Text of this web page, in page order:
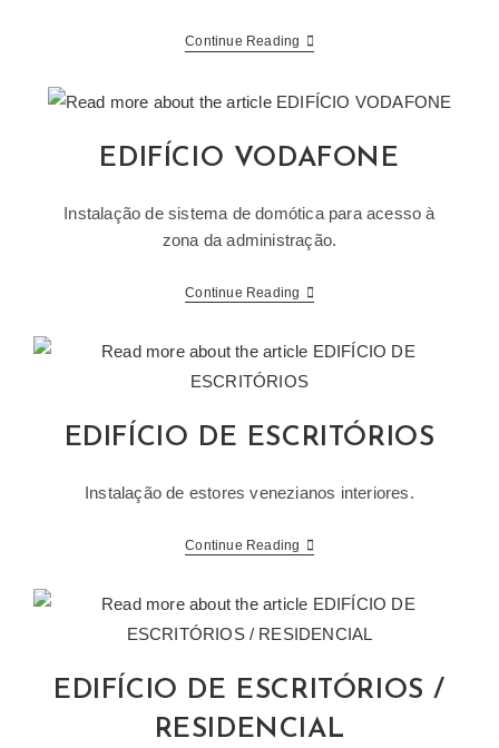
Continue Reading CASA
EDIFÍCIO VODAFONE
Instalação de sistema de domótica para acesso à
zona da administração.
Continue Reading EDIFÍCIO
EDIFÍCIO DE ESCRITÓRIOS
Instalação de estores venezianos interiores.
Continue Reading EDIFÍCIO
EDIFÍCIO DE ESCRITÓRIOS /
RESIDENCIAL